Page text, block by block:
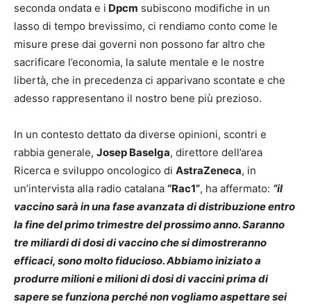
seconda ondata e i Dpcm subiscono modifiche in un
lasso di tempo brevissimo, ci rendiamo conto come le
misure prese dai governi non possono far altro che
sacrificare l’economia, la salute mentale e le nostre
libertà, che in precedenza ci apparivano scontate e che
adesso rappresentano il nostro bene più prezioso.
In un contesto dettato da diverse opinioni, scontri e
rabbia generale, Josep Baselga, direttore dell’area
Ricerca e sviluppo oncologico di AstraZeneca, in
un’intervista alla radio catalana “Rac1”, ha affermato: “il
vaccino sarà in una fase avanzata di distribuzione entro
la fine del primo trimestre del prossimo anno. Saranno
tre miliardi di dosi di vaccino che si dimostreranno
efficaci, sono molto fiducioso. Abbiamo iniziato a
produrre milioni e milioni di dosi di vaccini prima di
sapere se funziona perché non vogliamo aspettare sei